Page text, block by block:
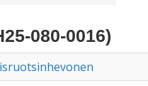
080-0016)